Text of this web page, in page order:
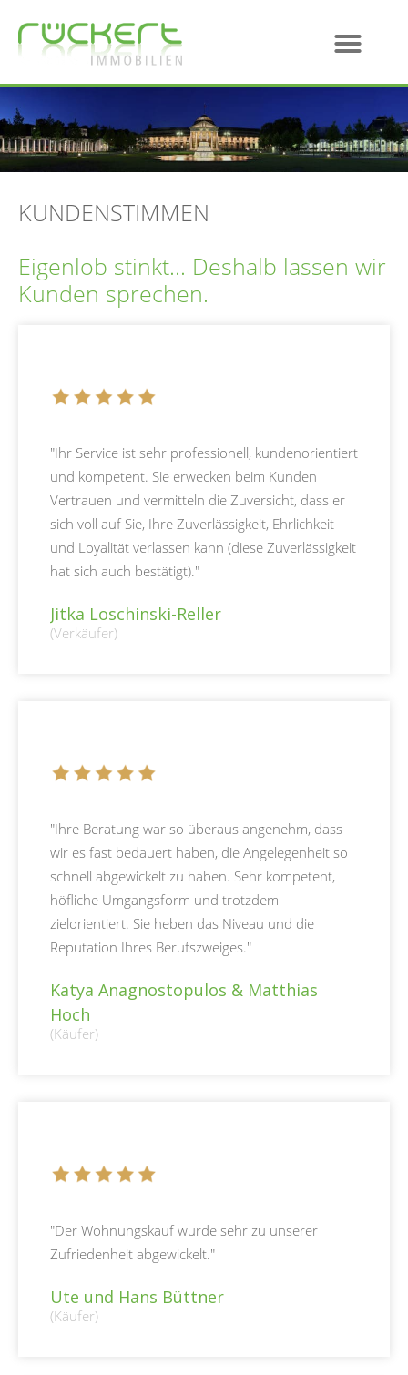
KUNDENSTIMMEN
Eigenlob stinkt... Deshalb lassen wir
Kunden sprechen.
"Ihr Service ist sehr professionell, kundenorientiert
und kompetent. Sie erwecken beim Kunden
Vertrauen und vermitteln die Zuversicht, dass er
sich voll auf Sie, Ihre Zuverlässigkeit, Ehrlichkeit
und Loyalität verlassen kann (diese Zuverlässigkeit
hat sich auch bestätigt)."
Jitka Loschinski-Reller
(Verkäufer)
"Ihre Beratung war so überaus angenehm, dass
wir es fast bedauert haben, die Angelegenheit so
schnell abgewickelt zu haben. Sehr kompetent,
höfliche Umgangsform und trotzdem
zielorientiert. Sie heben das Niveau und die
Reputation Ihres Berufszweiges."
Katya Anagnostopulos & Matthias
Hoch
(Käufer)
"Der Wohnungskauf wurde sehr zu unserer
Zufriedenheit abgewickelt."
Ute und Hans Büttner
(Käufer)